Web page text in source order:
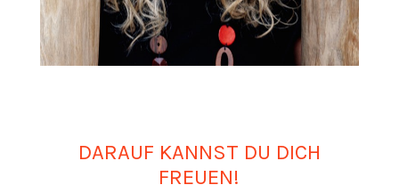
DARAUF KANNST DU DICH
FREUEN!